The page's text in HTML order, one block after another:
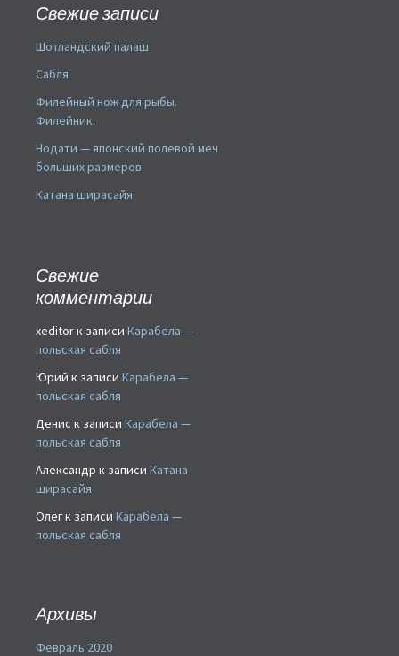
Свежие записи
Шотландский палаш
Сабля
Филейный нож для рыбы.
Филейник.
Нодати — японский полевой меч
больших размеров
Катана ширасайя
Свежие
комментарии
xeditorк записи Карабела —
польская сабля
Юрий к записи Карабела —
польская сабля
Денис к записи Карабела —
польская сабля
Александр к записи Катана
ширасайя
Олегк записи Карабела —
польская сабля
Архивы
Февраль 2020